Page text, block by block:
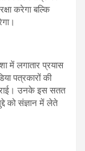
करेगा बल्कि
में लगातार प्रयास
पत्रकारों की
उनके इस सतत
को संज्ञान में लेते